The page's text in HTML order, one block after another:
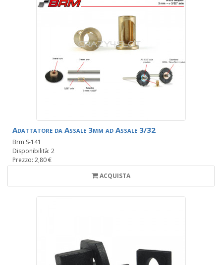
Adattatore da Assale 3mm ad Assale 3/32
Brm S-141
Disponibilità: 2
Prezzo: 2,80 €
ACQUISTA